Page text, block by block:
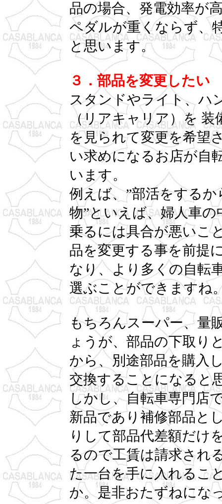
品の場合、発電効率が
ペダルが重くならず、
と思います。
３．部品を変更したい
スタンドやライト、ハ
（リアキャリア）を
を見られて変更を希望
い求めになるお店が自
います。
例えば、”部活をする
物”といえば、婦人車
乗るには具合が悪いこ
品を変更する事を前提
なり、より多くの自転
選ぶことができますね
もちろんスーパー、量
ょうが、部品の下取り
から、別途部品を購入
交換することになると
しかし、自転車専門店
新品であり補修部品と
りして部品代差額だけ
るので工賃は請求され
た一台を手に入れるこ
か。是非おたずねにな